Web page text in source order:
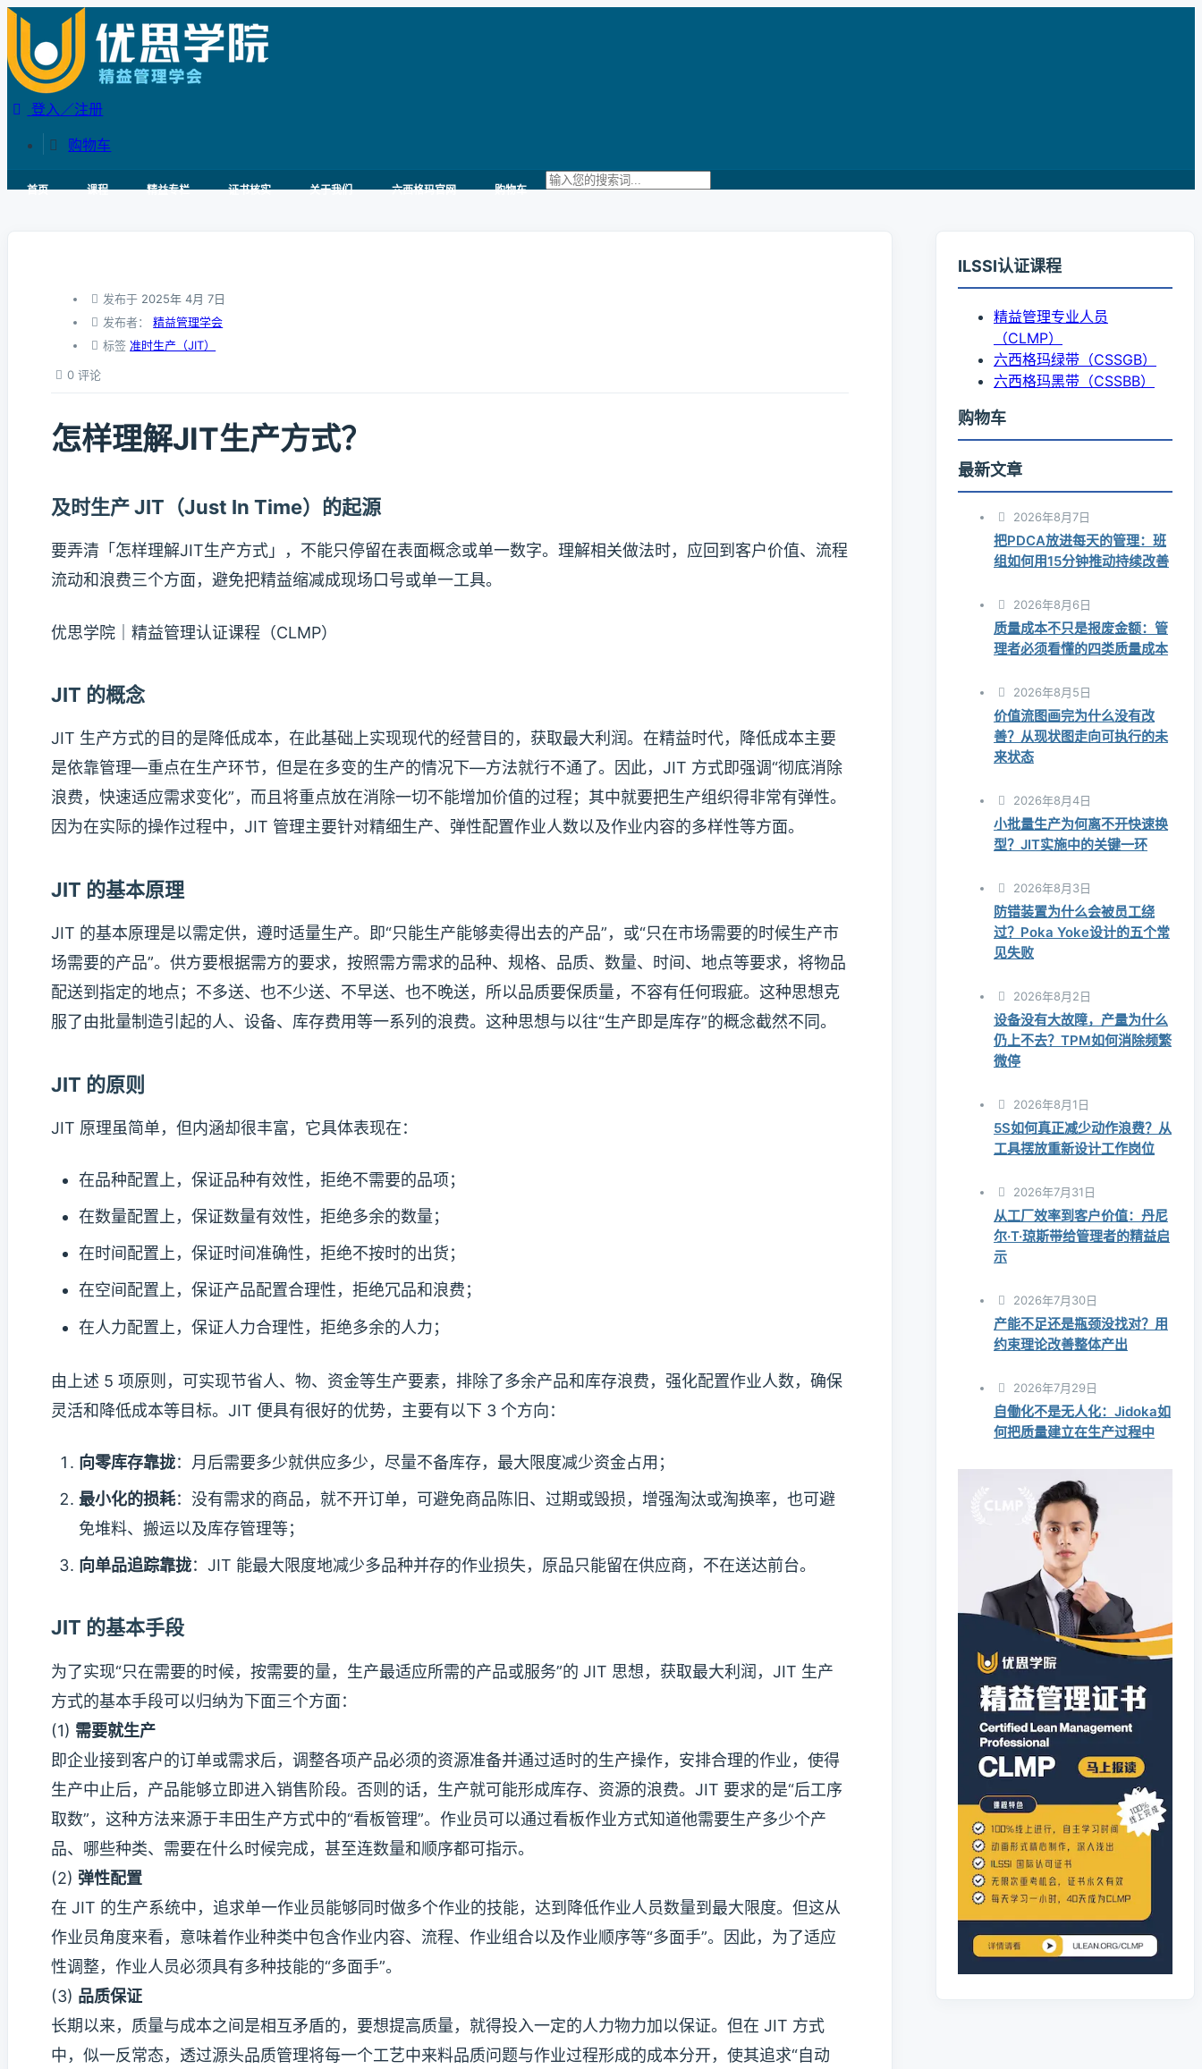
登入／注册
购物车
首页 课程 精益专栏 证书核实 关于我们 六西格玛官网 购物车
ILSSI认证课程
精益管理专业人员
（CLMP）
六西格玛绿带（CSSGB）
六西格玛黑带（CSSBB）
购物车
最新文章
2026年8月7日
把PDCA放进每天的管理：班
组如何用15分钟推动持续改善
2026年8月6日
质量成本不只是报废金额：管
理者必须看懂的四类质量成本
2026年8月5日
价值流图画完为什么没有改
善？从现状图走向可执行的未
来状态
2026年8月4日
小批量生产为何离不开快速换
型？JIT实施中的关键一环
2026年8月3日
防错装置为什么会被员工绕
过？Poka Yoke设计的五个常
见失败
2026年8月2日
设备没有大故障，产量为什么
仍上不去？TPM如何消除频繁
微停
2026年8月1日
5S如何真正减少动作浪费？从
工具摆放重新设计工作岗位
2026年7月31日
从工厂效率到客户价值：丹尼
尔·T·琼斯带给管理者的精益启
示
2026年7月30日
产能不足还是瓶颈没找对？用
约束理论改善整体产出
2026年7月29日
自働化不是无人化：Jidoka如
何把质量建立在生产过程中
发布于 2025年 4月 7日
发布者：精益管理学会
标签准时生产（JIT）
0 评论
怎样理解JIT生产方式？
及时生产 JIT（Just In Time）的起源
要弄清「怎样理解JIT生产方式」，不能只停留在表面概念或单一数字。理解相关做法时，应回到客户价值、流程
流动和浪费三个方面，避免把精益缩减成现场口号或单一工具。
优思学院｜精益管理认证课程（CLMP）
JIT 的概念
JIT 生产方式的目的是降低成本，在此基础上实现现代的经营目的，获取最大利润。在精益时代，降低成本主要
是依靠管理—重点在生产环节，但是在多变的生产的情况下—方法就行不通了。因此，JIT 方式即强调“彻底消除
浪费，快速适应需求变化”，而且将重点放在消除一切不能增加价值的过程；其中就要把生产组织得非常有弹性。
因为在实际的操作过程中，JIT 管理主要针对精细生产、弹性配置作业人数以及作业内容的多样性等方面。
JIT 的基本原理
JIT 的基本原理是以需定供，遵时适量生产。即“只能生产能够卖得出去的产品”，或“只在市场需要的时候生产市
场需要的产品”。供方要根据需方的要求，按照需方需求的品种、规格、品质、数量、时间、地点等要求，将物品
配送到指定的地点；不多送、也不少送、不早送、也不晚送，所以品质要保质量，不容有任何瑕疵。这种思想克
服了由批量制造引起的人、设备、库存费用等一系列的浪费。这种思想与以往“生产即是库存”的概念截然不同。
JIT 的原则
JIT 原理虽简单，但内涵却很丰富，它具体表现在：
在品种配置上，保证品种有效性，拒绝不需要的品项；
在数量配置上，保证数量有效性，拒绝多余的数量；
在时间配置上，保证时间准确性，拒绝不按时的出货；
在空间配置上，保证产品配置合理性，拒绝冗品和浪费；
在人力配置上，保证人力合理性，拒绝多余的人力；
由上述 5 项原则，可实现节省人、物、资金等生产要素，排除了多余产品和库存浪费，强化配置作业人数，确保
灵活和降低成本等目标。JIT 便具有很好的优势，主要有以下 3 个方向：
向零库存靠拢：月后需要多少就供应多少，尽量不备库存，最大限度减少资金占用；
最小化的损耗：没有需求的商品，就不开订单，可避免商品陈旧、过期或毁损，增强淘汰或淘换率，也可避
免堆料、搬运以及库存管理等；
向单品追踪靠拢：JIT 能最大限度地减少多品种并存的作业损失，原品只能留在供应商，不在送达前台。
JIT 的基本手段
为了实现“只在需要的时候，按需要的量，生产最适应所需的产品或服务”的 JIT 思想，获取最大利润，JIT 生产
方式的基本手段可以归纳为下面三个方面：
(1) 需要就生产
即企业接到客户的订单或需求后，调整各项产品必须的资源准备并通过适时的生产操作，安排合理的作业，使得
生产中止后，产品能够立即进入销售阶段。否则的话，生产就可能形成库存、资源的浪费。JIT 要求的是“后工序
取数”，这种方法来源于丰田生产方式中的“看板管理”。作业员可以通过看板作业方式知道他需要生产多少个产
品、哪些种类、需要在什么时候完成，甚至连数量和顺序都可指示。
(2) 弹性配置
在 JIT 的生产系统中，追求单一作业员能够同时做多个作业的技能，达到降低作业人员数量到最大限度。但这从
作业员角度来看，意味着作业种类中包含作业内容、流程、作业组合以及作业顺序等“多面手”。因此，为了适应
性调整，作业人员必须具有多种技能的“多面手”。
(3) 品质保证
长期以来，质量与成本之间是相互矛盾的，要想提高质量，就得投入一定的人力物力加以保证。但在 JIT 方式
中，似一反常态，透过源头品质管理将每一个工艺中来料品质问题与作业过程形成的成本分开，使其追求“自动